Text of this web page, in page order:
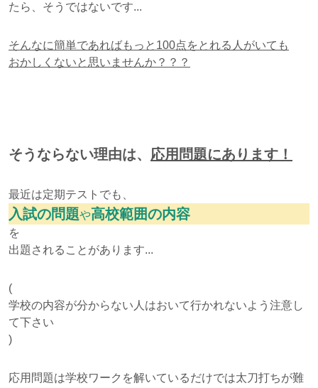
たら、そうではないです...
そんなに簡単であればもっと100点をとれる人がいても
おかしくないと思いませんか？？？
そうならない理由は、 応用問題にあります！
最近は定期テストでも、
入試の問題や高校範囲の内容
を
出題されることがあります...
(
学校の内容が分からない人はおいて行かれないよう注意し
て下さい
)
応用問題は学校ワークを解いているだけでは太刀打ちが難